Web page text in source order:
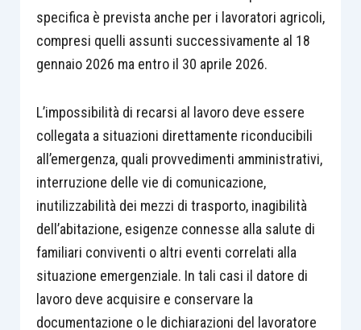
specifica è prevista anche per i lavoratori agricoli,
compresi quelli assunti successivamente al 18
gennaio 2026 ma entro il 30 aprile 2026.
L’impossibilità di recarsi al lavoro deve essere
collegata a situazioni direttamente riconducibili
all’emergenza, quali provvedimenti amministrativi,
interruzione delle vie di comunicazione,
inutilizzabilità dei mezzi di trasporto, inagibilità
dell’abitazione, esigenze connesse alla salute di
familiari conviventi o altri eventi correlati alla
situazione emergenziale. In tali casi il datore di
lavoro deve acquisire e conservare la
documentazione o le dichiarazioni del lavoratore